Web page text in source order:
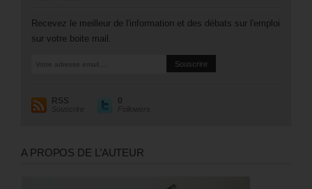
Recevez le meilleur de l'information et des débats sur l'emploi
sur votre boite mail.
RSS
Souscrire
0
Followers
A PROPOS DE L’AUTEUR